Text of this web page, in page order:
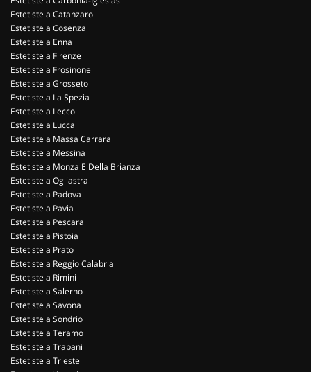
Estetiste a Catanzaro
Estetiste a Cosenza
Estetiste a Enna
Estetiste a Firenze
Estetiste a Frosinone
Estetiste a Grosseto
Estetiste a La Spezia
Estetiste a Lecco
Estetiste a Lucca
Estetiste a Massa Carrara
Estetiste a Messina
Estetiste a Monza E Della Brianza
Estetiste a Ogliastra
Estetiste a Padova
Estetiste a Pavia
Estetiste a Pescara
Estetiste a Pistoia
Estetiste a Prato
Estetiste a Reggio Calabria
Estetiste a Rimini
Estetiste a Salerno
Estetiste a Savona
Estetiste a Sondrio
Estetiste a Teramo
Estetiste a Trapani
Estetiste a Trieste